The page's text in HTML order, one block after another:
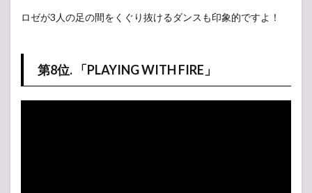
ロゼが3人の足の間をくぐり抜けるダンスも印象的ですよ！
第8位. 「PLAYING WITH FIRE」